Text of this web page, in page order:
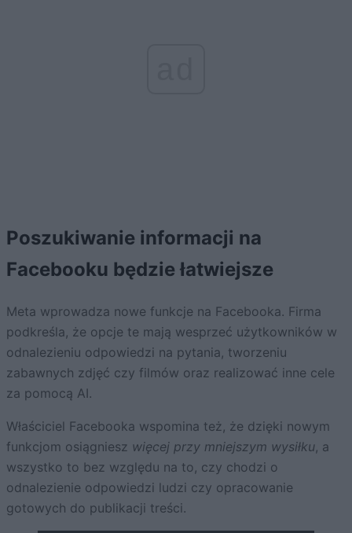
Poszukiwanie informacji na
Facebooku będzie łatwiejsze
Meta wprowadza nowe funkcje na Facebooka. Firma
podkreśla, że opcje te mają wesprzeć użytkowników w
odnalezieniu odpowiedzi na pytania, tworzeniu
zabawnych zdjęć czy filmów oraz realizować inne cele
za pomocą AI.
Właściciel Facebooka wspomina też, że dzięki nowym
funkcjom osiągniesz więcej przy mniejszym wysiłku, a
wszystko to bez względu na to, czy chodzi o
odnalezienie odpowiedzi ludzi czy opracowanie
gotowych do publikacji treści.